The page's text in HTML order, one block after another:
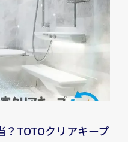
TOTOクリアキープ